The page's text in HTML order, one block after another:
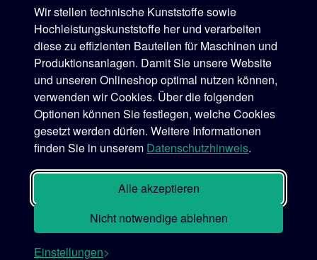
Wir stellen technische Kunststoffe sowie
Hochleistungskunststoffe her und verarbeiten
diese zu effizienten Bauteilen für Maschinen und
Produktionsanlagen. Damit Sie unsere Website
und unseren Onlineshop optimal nutzen können,
verwenden wir Cookies. Über die folgenden
Optionen können Sie festlegen, welche Cookies
gesetzt werden dürfen. Weitere Informationen
finden Sie in unserem Datenschutzhinweis.
Alle akzeptieren
Nicht notwendige ablehnen
Einstellungen
Murtfeldt
Telefon:+49 231 2 06 09-0
Telefax: +49 231 25 10 21
E-Mail:info@murtfeldt.de
Mo. - Do. 07:30 - 17:00 Uhr • Fr. 07:30 - 16:00 Uhr